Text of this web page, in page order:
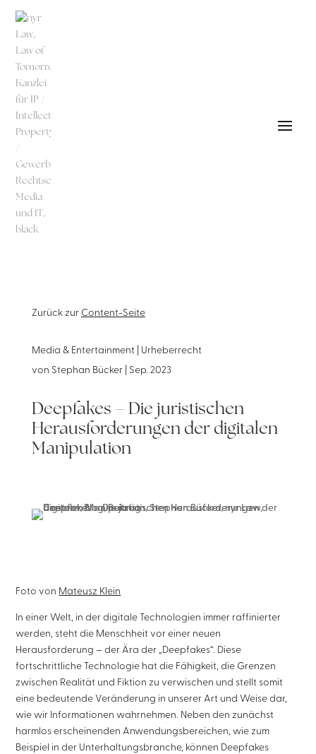
Zurück zur Content-Seite
Media & Entertainment | Urheberrecht
von Stephan Bücker| Sep. 2023
Deepfakes – Die juristischen
Herausforderungen der digitalen
Manipulation
Foto von Mateusz Klein
In einer Welt, in der digitale Technologien immer raffinierter
werden, steht die Menschheit vor einer neuen
Herausforderung – der Ära der „Deepfakes“. Diese
fortschrittliche Technologie hat die Fähigkeit, die Grenzen
zwischen Realität und Fiktion zu verwischen und stellt somit
eine bedeutende Veränderung in unserer Art und Weise dar,
wie wir Informationen wahrnehmen. Neben den zunächst
harmlos erscheinenden Anwendungsbereichen, wie zum
Beispiel in der Unterhaltungsbranche, können Deepfakes